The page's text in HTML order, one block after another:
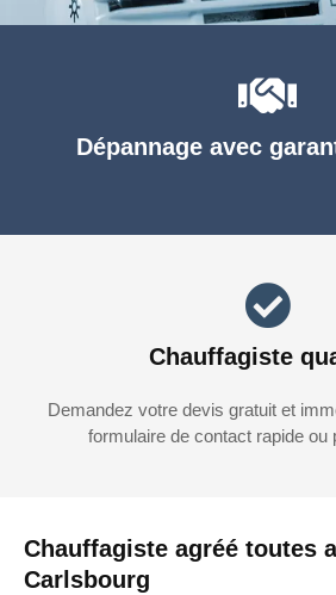
Chauffagiste agréé toutes
Carlsbourg
Dépannage avec
Chauffagiste
Demandez votre devis gratuit et
formulaire de contact rapide ou